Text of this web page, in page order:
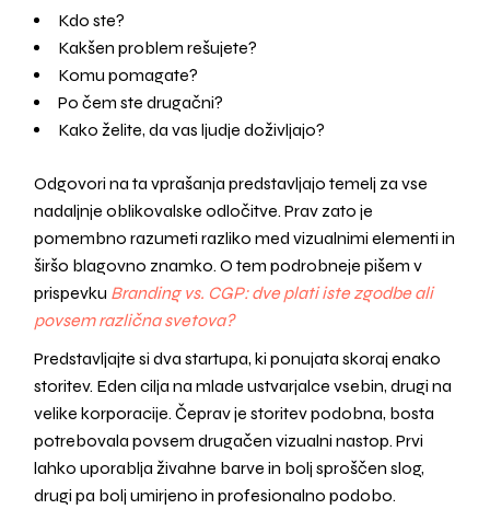
Kdo ste?
Kakšen problem rešujete?
Komu pomagate?
Po čem ste drugačni?
Kako želite, da vas ljudje doživljajo?
Odgovori na ta vprašanja predstavljajo temelj za vse
nadaljnje oblikovalske odločitve. Prav zato je
pomembno razumeti razliko med vizualnimi elementi in
širšo blagovno znamko. O tem podrobneje pišem v
prispevku Branding vs. CGP: dve plati iste zgodbe ali
povsem različna svetova?
Predstavljajte si dva startupa, ki ponujata skoraj enako
storitev. Eden cilja na mlade ustvarjalce vsebin, drugi na
velike korporacije. Čeprav je storitev podobna, bosta
potrebovala povsem drugačen vizualni nastop. Prvi
lahko uporablja živahne barve in bolj sproščen slog,
drugi pa bolj umirjeno in profesionalno podobo.